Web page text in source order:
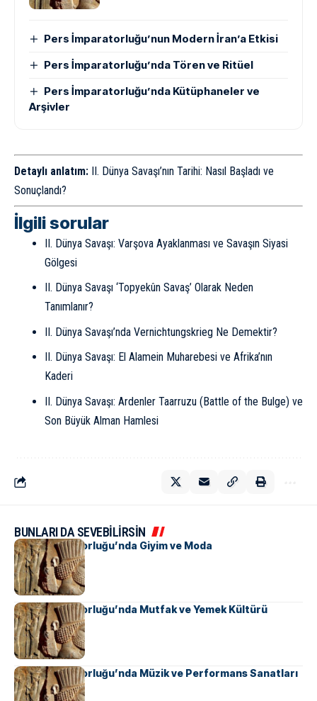
Pers İmparatorluğu’nun Modern İran’a Etkisi
Pers İmparatorluğu’nda Tören ve Ritüel
Pers İmparatorluğu’nda Kütüphaneler ve
Arşivler
Detaylı anlatım: II. Dünya Savaşı’nın Tarihi: Nasıl Başladı ve
Sonuçlandı?
İlgili sorular
II. Dünya Savaşı: Varşova Ayaklanması ve Savaşın Siyasi
Gölgesi
II. Dünya Savaşı ‘Topyekûn Savaş’ Olarak Neden
Tanımlanır?
II. Dünya Savaşı’nda Vernichtungskrieg Ne Demektir?
II. Dünya Savaşı: El Alamein Muharebesi ve Afrika’nın
Kaderi
II. Dünya Savaşı: Ardenler Taarruzu (Battle of the Bulge) ve
Son Büyük Alman Hamlesi
BUNLARI DA SEVEBİLİRSİN
Pers İmparatorluğu’nda Giyim ve Moda
Pers İmparatorluğu’nda Mutfak ve Yemek Kültürü
Pers İmparatorluğu’nda Müzik ve Performans Sanatları